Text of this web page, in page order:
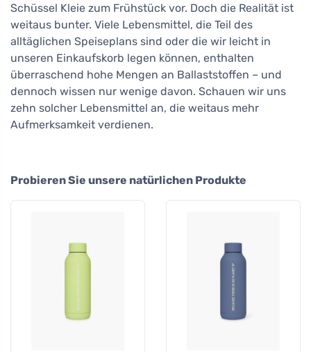
Schüssel Kleie zum Frühstück vor. Doch die Realität ist
weitaus bunter. Viele Lebensmittel, die Teil des
alltäglichen Speiseplans sind oder die wir leicht in
unseren Einkaufskorb legen können, enthalten
überraschend hohe Mengen an Ballaststoffen – und
dennoch wissen nur wenige davon. Schauen wir uns
zehn solcher Lebensmittel an, die weitaus mehr
Aufmerksamkeit verdienen.
Probieren Sie unsere natürlichen Produkte